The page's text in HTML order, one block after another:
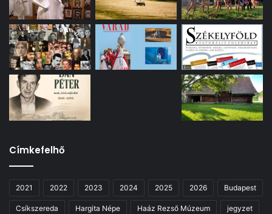
Címkefelhő
2021 2022 2023 2024 2025 2026 Budapest
Csíkszereda Hargita Népe Haáz Rezső Múzeum jegyzet